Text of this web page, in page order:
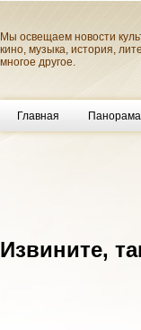
Мы освещаем новости
кино, музыка, история,
многое другое.
Главная Панорама
Извините,